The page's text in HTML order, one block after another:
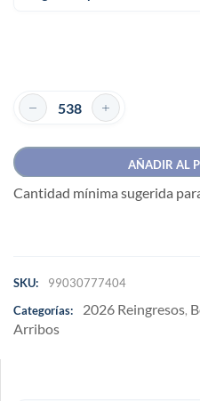
AÑADIR AL
Cantidad mínima sugerida
SKU:
99030777404
Categorías:
2026 Reingresos,
Arribos